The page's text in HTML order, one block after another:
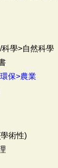
學>自然科學
保>農業
術性)